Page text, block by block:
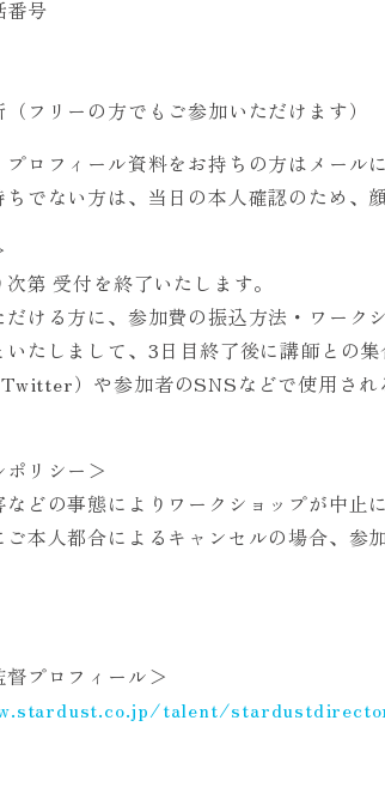
号
フリーの方でもご参加いただけます）
ロフィール資料をお持ちの方はメール
でない方は、当日の本人確認のため、
次第 受付を終了いたします。
だける方に、参加費の振込方法・ワーク
いたしまして、3日目終了後に講師との集
）や参加者のSNSなどで使用され
リシー＞
などの事態によりワークショップが中止
ご本人都合によるキャンセルの場合、
プロフィール＞
talent/